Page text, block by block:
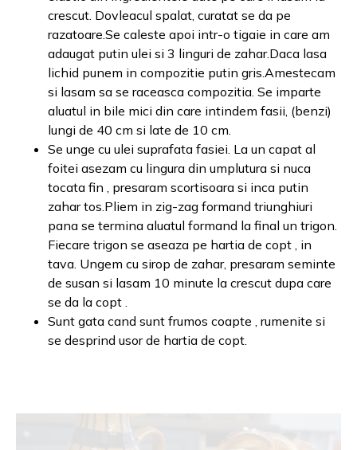
crescut. Dovleacul spalat, curatat se da pe
razatoare.Se caleste apoi intr-o tigaie in care am
adaugat putin ulei si 3 linguri de zahar.Daca lasa
lichid punem in compozitie putin gris.Amestecam
si lasam sa se raceasca compozitia. Se imparte
aluatul in bile mici din care intindem fasii, (benzi)
lungi de 40 cm si late de 10 cm.
Se unge cu ulei suprafata fasiei. La un capat al
foitei asezam cu lingura din umplutura si nuca
tocata fin , presaram scortisoara si inca putin
zahar tos.Pliem in zig-zag formand triunghiuri
pana se termina aluatul formand la final un trigon.
Fiecare trigon se aseaza pe hartia de copt , in
tava. Ungem cu sirop de zahar, presaram seminte
de susan si lasam 10 minute la crescut dupa care
se da la copt .
Sunt gata cand sunt frumos coapte , rumenite si
se desprind usor de hartia de copt.